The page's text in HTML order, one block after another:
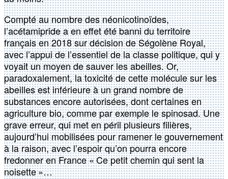
Compté au nombre des néonicotinoïdes,
l’acétamipride a en effet été banni du territoire
français en 2018 sur décision de Ségolène Royal,
avec l’appui de l’essentiel de la classe politique, qui y
voyait un moyen de sauver les abeilles. Or,
paradoxalement, la toxicité de cette molécule sur les
abeilles est inférieure à un grand nombre de
substances encore autorisées, dont certaines en
agriculture bio, comme par exemple le spinosad. Une
grave erreur, qui met en péril plusieurs filières,
aujourd’hui mobilisées pour ramener le gouvernement
à la raison, avec l’espoir qu’on pourra encore
fredonner en France « Ce petit chemin qui sent la
noisette »…